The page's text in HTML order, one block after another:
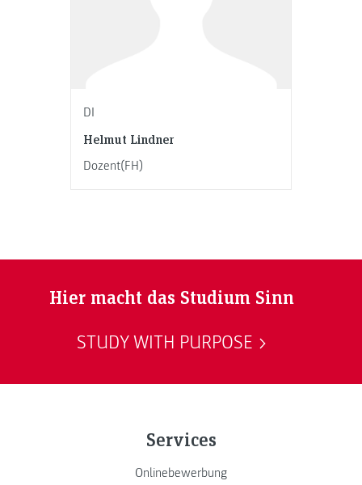
DI
Helmut Lindner
Dozent(FH)
Hier macht das Studium Sinn
STUDY WITH PURPOSE
Services
Onlinebewerbung